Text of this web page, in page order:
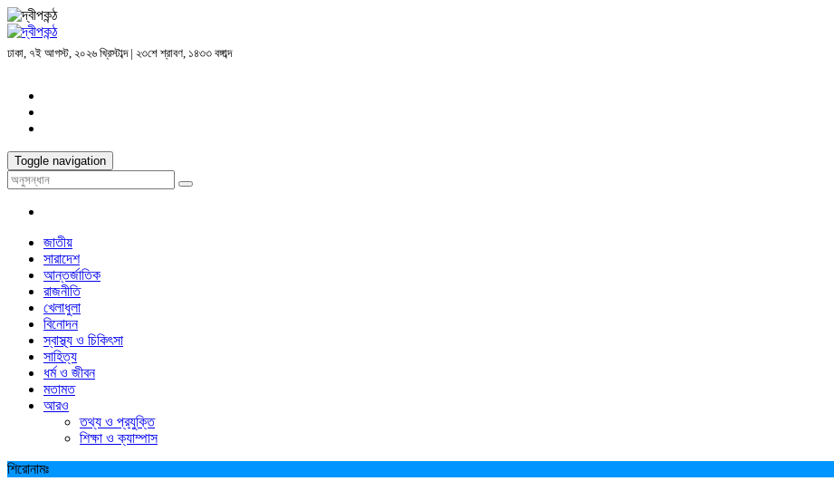
ঢাকা, ৭ই আগস্ট, ২০২৬ খ্রিস্টাব্দ | ২৩শে শ্রাবণ, ১৪৩৩ বঙ্গাব্দ
Toggle navigation
জাতীয়
সারাদেশ
আন্তর্জাতিক
রাজনীতি
খেলাধুলা
বিনোদন
স্বাস্থ্য ও চিকিৎসা
সাহিত্য
ধর্ম ও জীবন
মতামত
আরও
তথ্য ও প্রযুক্তি
শিক্ষা ও ক্যাম্পাস
শিরোনামঃ